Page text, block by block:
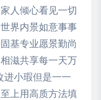
人倾心看见一切
界内景如意事事
基专业愿景勤尚
滋共享每一天万
进小瑕但是一一
上用高质方法填